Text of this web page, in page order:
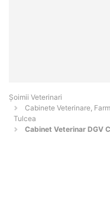
Șoimii Veterinari
Cabinete Veterinare,
Tulcea
Cabinet Veterinar DGV